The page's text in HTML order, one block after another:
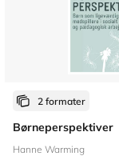
2 formater
Børneperspektiver
Hanne Warming